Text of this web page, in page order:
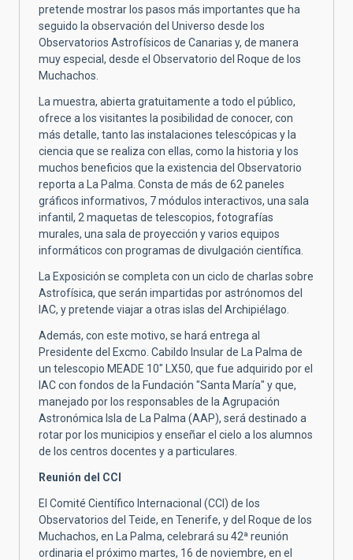
pretende mostrar los pasos más importantes que ha
seguido la observación del Universo desde los
Observatorios Astrofísicos de Canarias y, de manera
muy especial, desde el Observatorio del Roque de los
Muchachos.
La muestra, abierta gratuitamente a todo el público,
ofrece a los visitantes la posibilidad de conocer, con
más detalle, tanto las instalaciones telescópicas y la
ciencia que se realiza con ellas, como la historia y los
muchos beneficios que la existencia del Observatorio
reporta a La Palma. Consta de más de 62 paneles
gráficos informativos, 7 módulos interactivos, una sala
infantil, 2 maquetas de telescopios, fotografías
murales, una sala de proyección y varios equipos
informáticos con programas de divulgación científica.
La Exposición se completa con un ciclo de charlas sobre
Astrofísica, que serán impartidas por astrónomos del
IAC, y pretende viajar a otras islas del Archipiélago.
Además, con este motivo, se hará entrega al
Presidente del Excmo. Cabildo Insular de La Palma de
un telescopio MEADE 10" LX50, que fue adquirido por el
IAC con fondos de la Fundación "Santa María" y que,
manejado por los responsables de la Agrupación
Astronómica Isla de La Palma (AAP), será destinado a
rotar por los municipios y enseñar el cielo a los alumnos
de los centros docentes y a particulares.
Reunión del CCI
El Comité Científico Internacional (CCI) de los
Observatorios del Teide, en Tenerife, y del Roque de los
Muchachos, en La Palma, celebrará su 42ª reunión
ordinaria el próximo martes, 16 de noviembre, en el